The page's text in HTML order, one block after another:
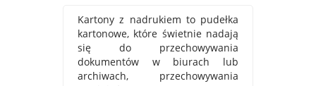
Kartony z nadrukiem to pudełka
kartonowe, które świetnie nadają
się do przechowywania
dokumentów w biurach lub
archiwach, przechowywania